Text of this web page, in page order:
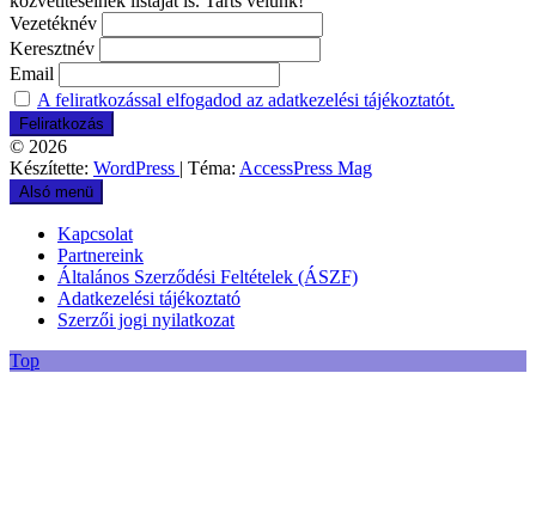
Vezetéknév
Keresztnév
Email
A feliratkozással elfogadod az adatkezelési tájékoztatót.
© 2026
Készítette: WordPress | Téma: AccessPress Mag
Alsó menü
Kapcsolat
Partnereink
Általános Szerződési Feltételek (ÁSZF)
Adatkezelési tájékoztató
Szerzői jogi nyilatkozat
Top